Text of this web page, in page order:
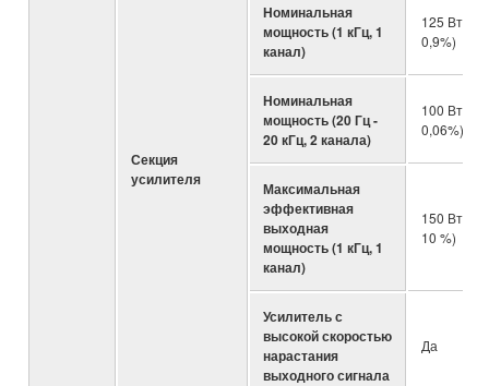
Секция
усилителя
Номинальная
мощность (1 кГц, 1
канал)
125 Вт (8
0,9%)
Номинальная
мощность (20 Гц -
20 кГц, 2 канала)
100 Вт (8
0,06%)
Максимальная
эффективная
выходная
мощность (1 кГц, 1
канал)
150 Вт (8
10 %)
Усилитель с
высокой скоростью
нарастания
выходного сигнала
Да